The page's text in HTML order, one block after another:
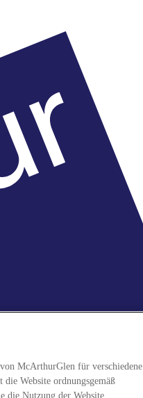
McArthurGlen für verschiedene
Website ordnungsgemäß
die Nutzung der Website